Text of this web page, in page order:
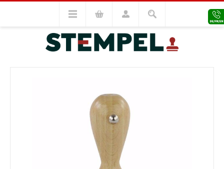
Holzstempel Holzstempel 20x30
VORHERIGES MODELL NÄCHSTES MODELL